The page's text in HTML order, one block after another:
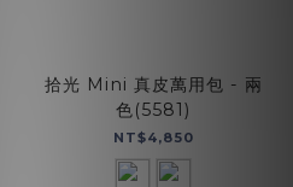
拾光 Mini 真皮萬用包 - 兩
色(5581)
NT$4,850